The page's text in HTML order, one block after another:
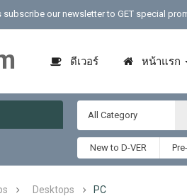
subscribe our newsletter to GET special
ดีเวอร์ หน้าแรก
All Category
New to D-VER
Desktops PC